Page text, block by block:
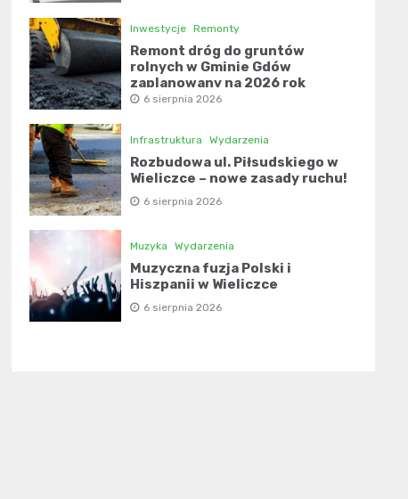
Inwestycje Remonty
Remont dróg do gruntów
rolnych w Gminie Gdów
zaplanowany na 2026 rok
6 sierpnia 2026
Infrastruktura Wydarzenia
Rozbudowa ul. Piłsudskiego w
Wieliczce – nowe zasady ruchu!
6 sierpnia 2026
Muzyka Wydarzenia
Muzyczna fuzja Polski i
Hiszpanii w Wieliczce
6 sierpnia 2026